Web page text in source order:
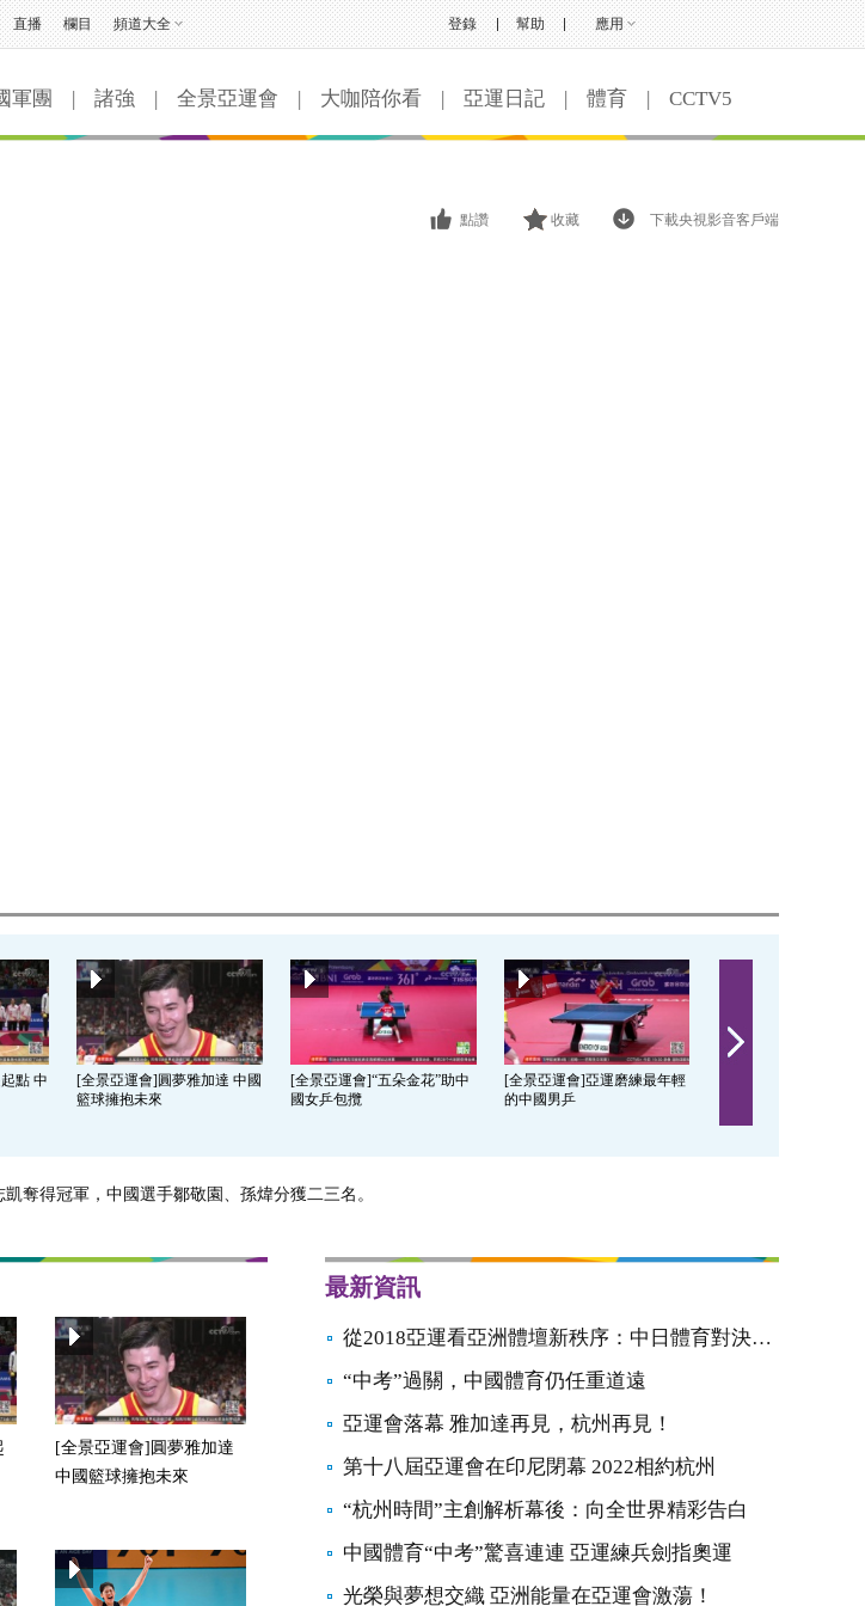
直播 欄目 頻道大全 幫助 應用
登錄
軍團 | 諸強 | 全景亞運會 | 大咖陪你看 | 亞運日記 | 體育 | CCTV5
下載央視影音客戶端
收藏
點讚
點 中
[全景亞運會]圓夢雅加達 中國
籃球擁抱未來
[全景亞運會]“五朵金花”助中
國女乒包攬
[全景亞運會]亞運磨練最年輕
的中國男乒
奪得冠軍，中國選手鄒敬園、孫煒分獲二三名。
[全景亞運會]圓夢雅加達
中國籃球擁抱未來
最新資訊
從2018亞運看亞洲體壇新秩序：中日體育對決開始
“中考”過關，中國體育仍任重道遠
亞運會落幕 雅加達再見，杭州再見！
第十八屆亞運會在印尼閉幕 2022相約杭州
“杭州時間”主創解析幕後：向全世界精彩告白
中國體育“中考”驚喜連連 亞運練兵劍指奧運
光榮與夢想交織 亞洲能量在亞運會激蕩！